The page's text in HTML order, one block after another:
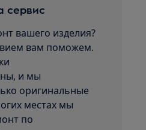
сервис
вашего изделия?
вам поможем.
и мы
оригинальные
местах мы
по